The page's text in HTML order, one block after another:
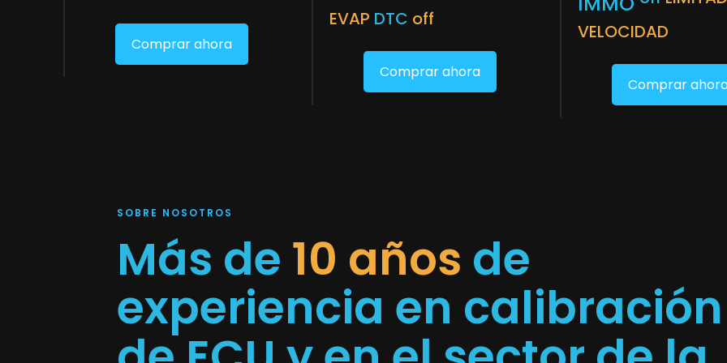
Comprar ahora
EVAP DTC off
Comprar ahora
VELOCIDAD
Comprar
SOBRE NOSOTROS
Más de 10 años de
experiencia en calibración